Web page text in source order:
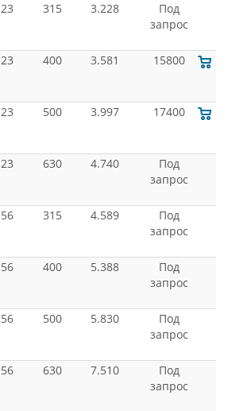
23 315 3.228
Под
запрос
23 400 3.581 15800
23 500 3.997 17400
23 630 4.740
Под
запрос
56 315 4.589
Под
запрос
56 400 5.388
Под
запрос
56 500 5.830
Под
запрос
56 630 7.510
Под
запрос